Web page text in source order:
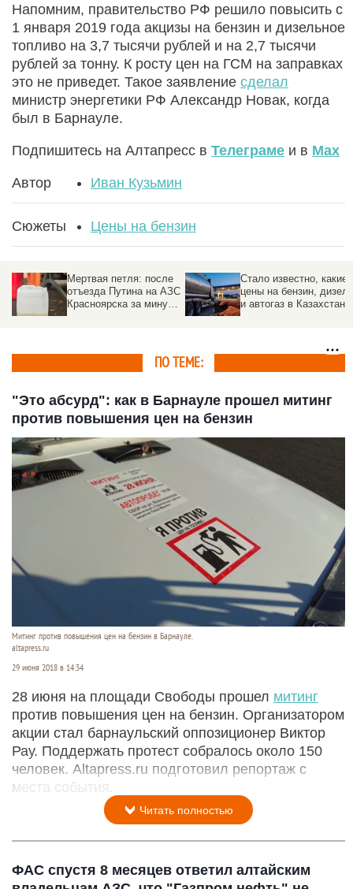
Напомним, правительство РФ решило повысить с
1 января 2019 года акцизы на бензин и дизельное
топливо на 3,7 тысячи рублей и на 2,7 тысячи
рублей за тонну. К росту цен на ГСМ на заправках
это не приведет. Такое заявление сделал
министр энергетики РФ Александр Новак, когда
был в Барнауле.
Подпишитесь на Алтапресс в Телеграме и в Max
Автор Иван Кузьмин
Сюжеты Цены на бензин
Мертвая петля: после
отъезда Путина на АЗС
Красноярска за минуту
Стало известно, какие
цены на бензин, дизель
и автогаз в Казахстане
ПО ТЕМЕ:
"Это абсурд": как в Барнауле прошел митинг
против повышения цен на бензин
Митинг против повышения цен на бензин в Барнауле.
altapress.ru
29 июня 2018 в 14:34
28 июня на площади Свободы прошел митинг
против повышения цен на бензин. Организатором
акции стал барнаульский оппозиционер Виктор
Рау. Поддержать протест собралось около 150
человек. Altapress.ru подготовил репортаж с
места события.
Читать полностью
ФАС спустя 8 месяцев ответил алтайским